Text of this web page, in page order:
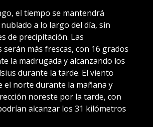
el tiempo se mantendrá
a lo largo del día, sin
de precipitación. Las
más frescas, con 16 grados
la madrugada y alcanzando los
durante la tarde. El viento
el norte durante la mañana y
noreste por la tarde, con
alcanzar los 31 kilómetros